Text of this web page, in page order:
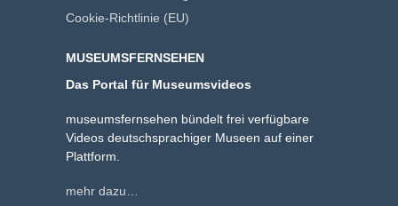
Cookie-Richtlinie (EU)
MUSEUMSFERNSEHEN
Das Portal für Museumsvideos
museumsfernsehen bündelt frei verfügbare
Videos deutschsprachiger Museen auf einer
Plattform.
mehr dazu…